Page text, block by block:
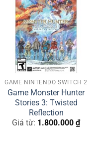
GAME NINTENDO SWITCH 2
Game Monster Hunter
Stories 3: Twisted
Reflection
Giá từ: 1.800.000 ₫